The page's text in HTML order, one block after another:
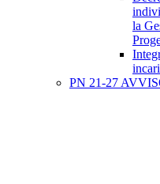
la
PN 21-27